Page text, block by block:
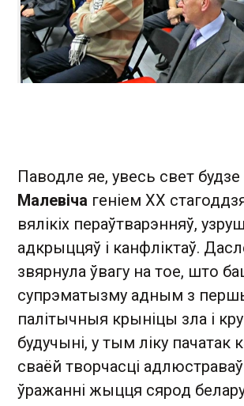
Паводле яе, увесь свет
Малевіча геніем XX
вялікіх пераўтварэнняў,
адкрыццяў і канфліктаў.
звярнула ўвагу на тое, што
супрэматызму адным з
палітычныя крыніцы зла і
будучыні, у тым ліку пачатак
сваёй творчасці
ўражанні жыцця сярод